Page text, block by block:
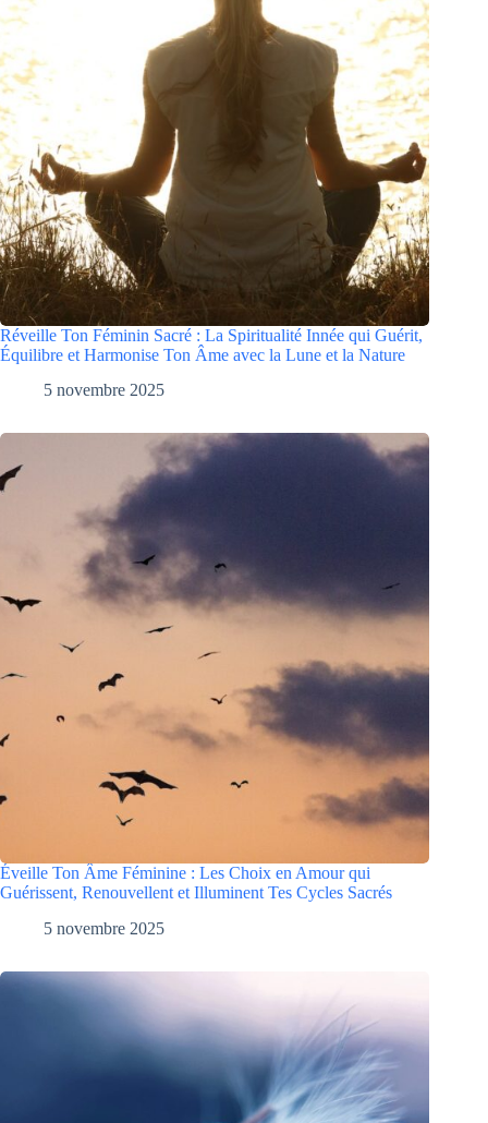
Réveille Ton Féminin Sacré : La Spiritualité Innée qui Guérit,
Équilibre et Harmonise Ton Âme avec la Lune et la Nature
5 novembre 2025
Éveille Ton Âme Féminine : Les Choix en Amour qui
Guérissent, Renouvellent et Illuminent Tes Cycles Sacrés
5 novembre 2025